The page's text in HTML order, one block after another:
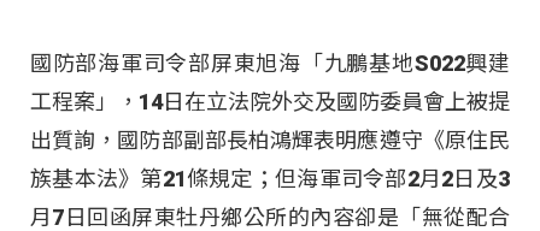
國防部海軍司令部屏東旭海「九鵬基地S022興建
工程案」，14日在立法院外交及國防委員會上被提
出質詢，國防部副部長柏鴻輝表明應遵守《原住民
族基本法》第21條規定；但海軍司令部2月2日及3
月7日回函屏東牡丹鄉公所的內容卻是「無從配合